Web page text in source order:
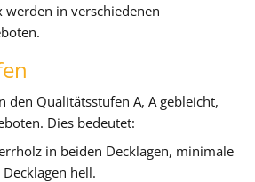
werden in verschiedenen
den Qualitätsstufen A, A gebleicht,
Dies bedeutet:
in beiden Decklagen, minimale
hell.